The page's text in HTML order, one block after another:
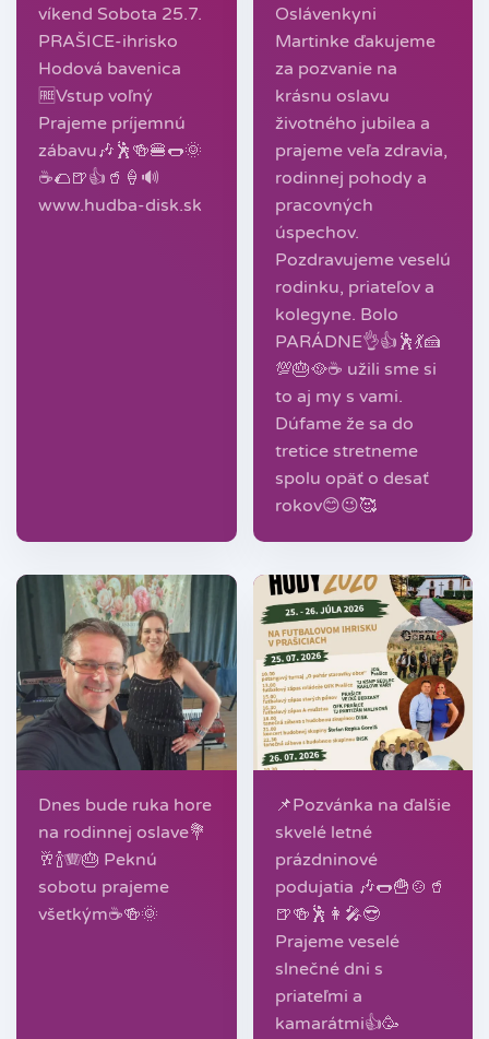
víkend Sobota 25.7.
PRAŠICE-ihrisko
Hodová bavenica
🆓️Vstup voľný
Prajeme príjemnú
zábavu🎶🕺🍻🍔🌭🌞
☕️🌮🍺👍🥤🍦🔊
www.hudba-disk.sk
Oslávenkyni
Martinke ďakujeme
za pozvanie na
krásnu oslavu
životného jubilea a
prajeme veľa zdravia,
rodinnej pohody a
pracovných
úspechov.
Pozdravujeme veselú
rodinku, priateľov a
kolegyne. Bolo
PARÁDNE👌👍🕺💃🍰
💯🎂🥘☕️ užili sme si
to aj my s vami.
Dúfame že sa do
tretice stretneme
spolu opäť o desať
rokov😊😉🥰
Dnes bude ruka hore
na rodinnej oslave💐
🥂🍾🪗🎂 Peknú
sobotu prajeme
všetkým☕️🍻🌞
📌Pozvánka na ďalšie
skvelé letné
prázdninové
podujatia 🎶🌭🍟🍲🥤
🍺🍻🕺👩‍🎤😎
Prajeme veselé
slnečné dni s
priateľmi a
kamarátmi👍🥳